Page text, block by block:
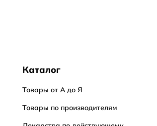
Каталог
Товары от А до Я
Товары по производителям